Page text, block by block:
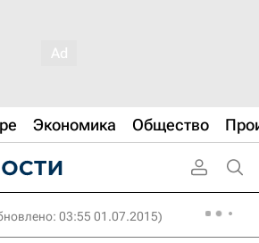
Экономика Общество
03:55 01.07.2015)